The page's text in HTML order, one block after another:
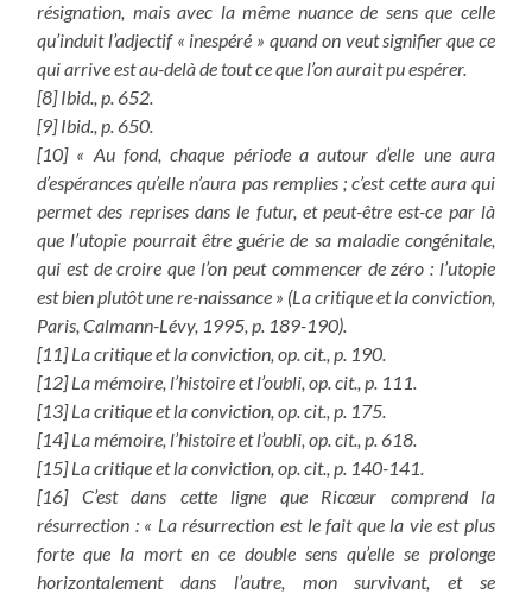
résignation, mais avec la même nuance de sens que celle
qu’induit l’adjectif « inespéré » quand on veut signifier que ce
qui arrive est au-delà de tout ce que l’on aurait pu espérer.
[8] Ibid., p. 652.
[9] Ibid., p. 650.
[10] « Au fond, chaque période a autour d’elle une aura
d’espérances qu’elle n’aura pas remplies ; c’est cette aura qui
permet des reprises dans le futur, et peut-être est-ce par là
que l’utopie pourrait être guérie de sa maladie congénitale,
qui est de croire que l’on peut commencer de zéro : l’utopie
est bien plutôt une re-naissance » (La critique et la conviction,
Paris, Calmann-Lévy, 1995, p. 189-190).
[11] La critique et la conviction, op. cit., p. 190.
[12] La mémoire, l’histoire et l’oubli, op. cit., p. 111.
[13] La critique et la conviction, op. cit., p. 175.
[14] La mémoire, l’histoire et l’oubli, op. cit., p. 618.
[15] La critique et la conviction, op. cit., p. 140-141.
[16] C’est dans cette ligne que Ricœur comprend la
résurrection : « La résurrection est le fait que la vie est plus
forte que la mort en ce double sens qu’elle se prolonge
horizontalement dans l’autre, mon survivant, et se